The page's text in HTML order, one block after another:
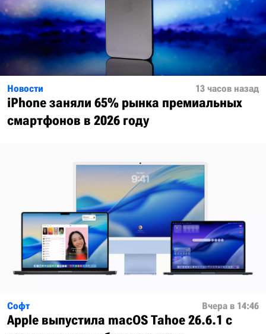
Новости 13 часов назад
iPhone заняли 65% рынка премиальных
смартфонов в 2026 году
Софт Вчера в 14:46
Apple выпустила macOS Tahoe 26.6.1 с